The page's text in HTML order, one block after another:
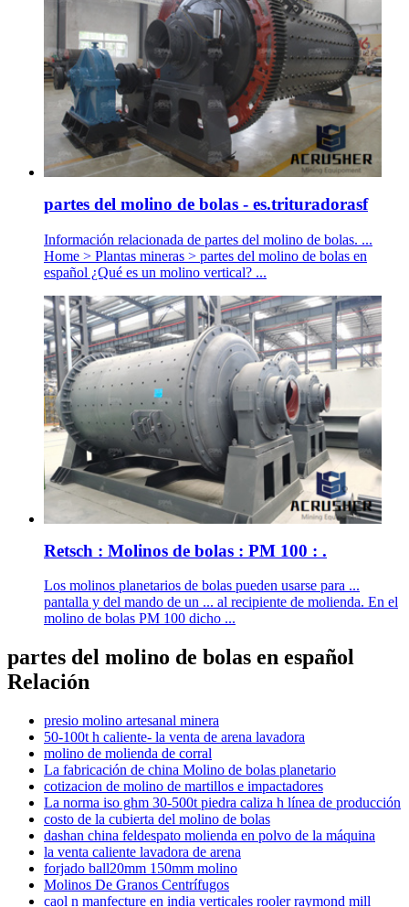
partes del molino de bolas - es.trituradorasf
Información relacionada de partes del molino de bolas. ...
Home > Plantas mineras > partes del molino de bolas en
español ¿Qué es un molino vertical? ...
Retsch : Molinos de bolas : PM 100 : .
Los molinos planetarios de bolas pueden usarse para ...
pantalla y del mando de un ... al recipiente de molienda. En el
molino de bolas PM 100 dicho ...
partes del molino de bolas en español
Relación
presio molino artesanal minera
50-100t h caliente- la venta de arena lavadora
molino de molienda de corral
La fabricación de china Molino de bolas planetario
cotizacion de molino de martillos e impactadores
La norma iso ghm 30-500t piedra caliza h línea de producción
costo de la cubierta del molino de bolas
dashan china feldespato molienda en polvo de la máquina
la venta caliente lavadora de arena
forjado ball20mm 150mm molino
Molinos De Granos Centrífugos
caol n manfecture en india verticales rooler raymond mill